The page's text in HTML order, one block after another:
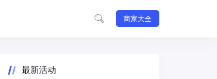
商家大全
最新活动